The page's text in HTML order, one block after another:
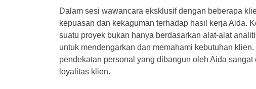
Dalam sesi wawancara eksklusif dengan beberapa
kepuasan dan kekaguman terhadap hasil kerja Aida.
suatu proyek bukan hanya berdasarkan alat-alat
untuk mendengarkan dan memahami kebutuhan
pendekatan personal yang dibangun oleh Aida
loyalitas klien.